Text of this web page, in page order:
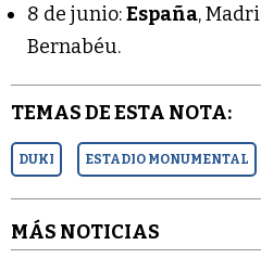
8 de junio:España,
Bernabéu.
TEMAS DE ESTA NOTA:
DUKI ESTADIO MONUMENTAL
MÁS NOTICIAS